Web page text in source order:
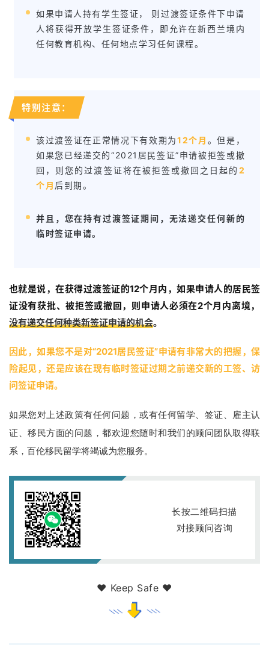
证
百
伦
A
咨
询
如果申请人持有学生签证， 则过渡签证条件下申请
人将获得开放学生签证条件，即允许在新西兰境内
任何教育机构、任何地点学习任何课程。
特别注意：
该过渡签证在正常情况下有效期为12个月 。但是，
如果您已经递交的“2021居民签证”申请被拒签或撤
回，则您的过渡签证将在被拒签或撤回之日起的 2
个月 后到期。
并且，您在持有过渡签证期间，无法递交任何新的
临时签证申请。
也就是说，在获得过渡签证的12个月内，如果申请人的居民签
证没有获批、被拒签或撤回，则申请人必须在2个月内离境，
没有递交任何种类新签证申请的机会。
因此，如果您不是对“2021居民签证”申请有非常大的把握，保
险起见，还是应该在现有临时签证过期之前递交新的工签、访
问签证申请。
如果您对上述政策有任何问题，或有任何留学、签证、雇主认
证、移民方面的问题，都欢迎您随时和我们的顾问团队取得联
系，百伦移民留学将竭诚为您服务。
长按二维码扫描
对接顾问咨询
❤ Keep Safe ❤